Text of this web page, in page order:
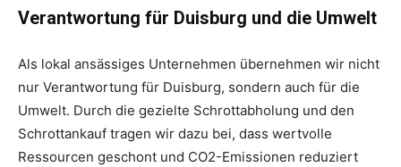
Verantwortung für Duisburg und die Umwelt
Als lokal ansässiges Unternehmen übernehmen wir nicht
nur Verantwortung für Duisburg, sondern auch für die
Umwelt. Durch die gezielte Schrottabholung und den
Schrottankauf tragen wir dazu bei, dass wertvolle
Ressourcen geschont und CO2-Emissionen reduziert